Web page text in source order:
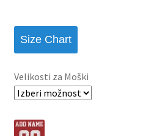
Size Chart
Velikosti za Moški